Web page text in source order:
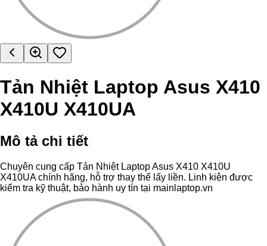
Tản Nhiệt Laptop Asus X410
X410U X410UA
Mô tả chi tiết
Chuyên cung cấp Tản Nhiệt Laptop Asus X410 X410U
X410UA chính hãng, hỗ trợ thay thế lấy liền. Linh kiện được
kiểm tra kỹ thuật, bảo hành uy tín tại mainlaptop.vn